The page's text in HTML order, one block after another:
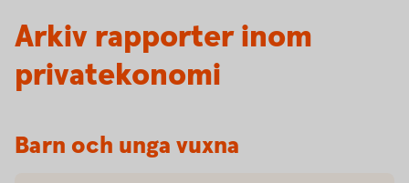
Arkiv rapporter inom
privatekonomi
Barn och unga vuxna